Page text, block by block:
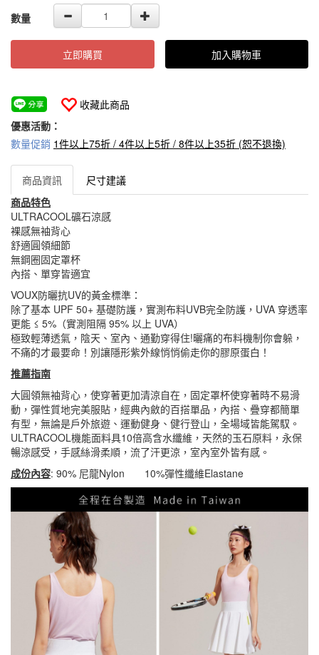
數量
立即購買 加入購物車
收藏此商品
優惠活動：
數量促銷 1件以上75折 / 4件以上5折 / 8件以上35折 (恕不退換)
商品資訊
尺寸建議
商品特色
ULTRACOOL礦石涼感
裸感無袖背心
舒適圓領細節
無鋼圈固定罩杯
內搭、單穿皆適宜
VOUX防曬抗UV的黃金標準：
除了基本 UPF 50+ 基礎防護，實測布料UVB完全防護，UVA 穿透率
更能 ≤ 5%（實測阻隔 95% 以上 UVA）
極致輕薄透氣，陰天、室內、通勤穿得住!曬痛的布料機制你會躲，
不痛的才最要命！別讓隱形紫外線悄悄偷走你的膠原蛋白！
推薦指南
大圓領無袖背心，使穿著更加清涼自在，固定罩杯使穿著時不易滑
動，彈性質地完美服貼，經典內斂的百搭單品，內搭、疊穿都簡單
有型，無論是戶外旅遊、運動健身、健行登山，全場域皆能駕馭。
ULTRACOOL機能面料具10倍高含水纖維，天然的玉石原料，永保
暢涼感受，手感絲滑柔順，流了汗更涼，室內室外皆有感。
成份內容: 90% 尼龍Nylon 10%彈性纖維Elastane